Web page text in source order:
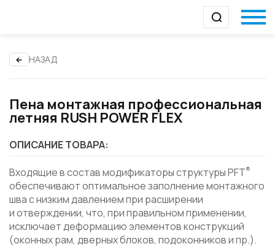
НАЗАД
Пена монтажная профессиональная
летняя RUSH POWER FLEX
ОПИСАНИЕ ТОВАРА:
Входящие в состав модификаторы структуры PFT®
обеспечивают оптимальное заполнение монтажного
шва с низким давлением при расширении
и отверждении, что, при правильном применении,
исключает деформацию элементов конструкций
(оконных рам, дверных блоков, подоконников и пр.).